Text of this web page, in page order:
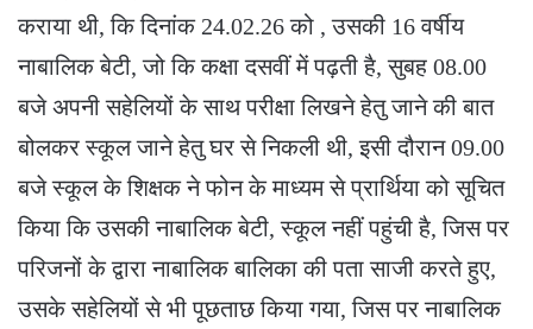
कराया थी, कि दिनांक 24.02.26 को , उसकी 16 वर्षीय
नाबालिक बेटी, जो कि कक्षा दसवीं में पढ़ती है, सुबह 08.00
बजे अपनी सहेलियों के साथ परीक्षा लिखने हेतु जाने की बात
बोलकर स्कूल जाने हेतु घर से निकली थी, इसी दौरान 09.00
बजे स्कूल के शिक्षक ने फोन के माध्यम से प्रार्थिया को सूचित
किया कि उसकी नाबालिक बेटी, स्कूल नहीं पहुंची है, जिस पर
परिजनों के द्वारा नाबालिक बालिका की पता साजी करते हुए,
उसके सहेलियों से भी पूछताछ किया गया, जिस पर नाबालिक